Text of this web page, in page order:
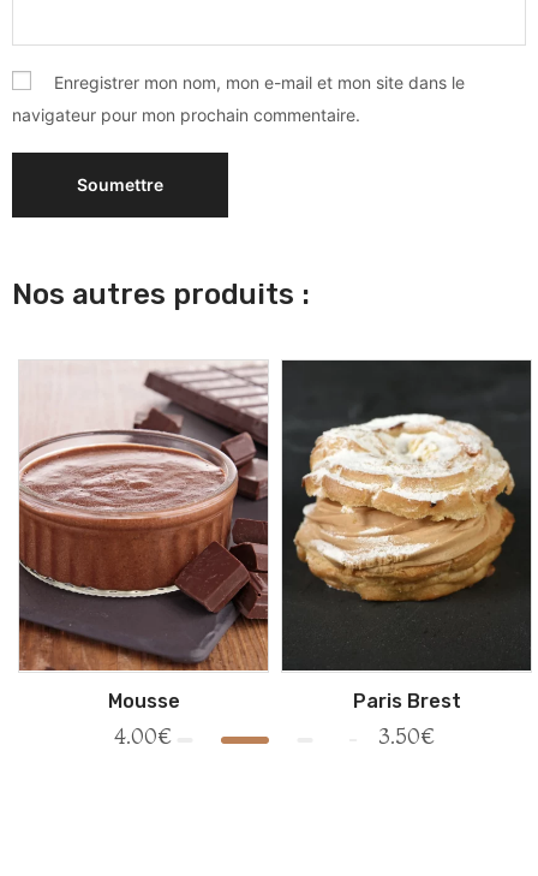
Enregistrer mon nom, mon e-mail et mon site dans le
navigateur pour mon prochain commentaire.
Nos autres produits :
Mousse
4.00€
Paris Brest
3.50€